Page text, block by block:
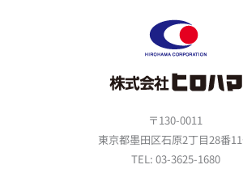
〒130-0011
東京都墨田区石原2丁目28番
TEL: 03-3625-1680